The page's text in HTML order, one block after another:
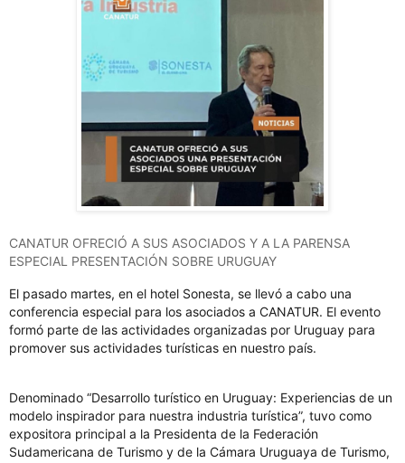
CANATUR OFRECIÓ A SUS ASOCIADOS Y A LA PARENSA
ESPECIAL PRESENTACIÓN SOBRE URUGUAY
El pasado martes, en el hotel Sonesta, se llevó a cabo una
conferencia especial para los asociados a CANATUR. El evento
formó parte de las actividades organizadas por Uruguay para
promover sus actividades turísticas en nuestro país.
Denominado “Desarrollo turístico en Uruguay: Experiencias de un
modelo inspirador para nuestra industria turística”, tuvo como
expositora principal a la Presidenta de la Federación
Sudamericana de Turismo y de la Cámara Uruguaya de Turismo,